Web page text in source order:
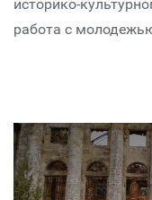
историко-
работа с